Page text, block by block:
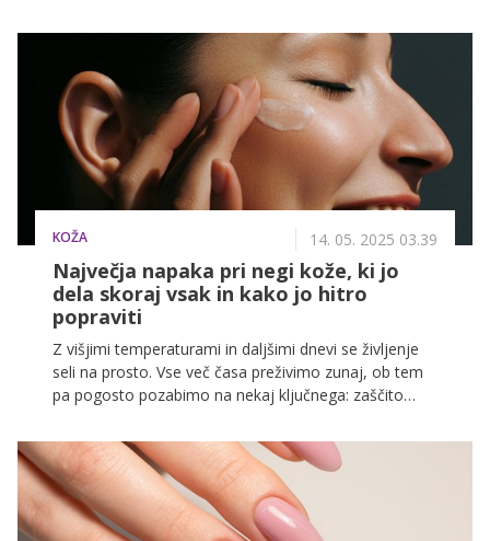
vodni park Caribe Bay, eden najbolj priznanih in
nagrajenih tematskih parkov v Italiji. Nahaja se
neposredno v Jesolu, Caribe Bay pa ponuja nekaj za
vsakogar, od najbolj adrenalinskih atrakcij do bolj
mirnih, primernih za vso družino.
KOŽA 14. 05. 2025 03.39
Največja napaka pri negi kože, ki jo
dela skoraj vsak in kako jo hitro
popraviti
Z višjimi temperaturami in daljšimi dnevi se življenje
seli na prosto. Vse več časa preživimo zunaj, ob tem
pa pogosto pozabimo na nekaj ključnega: zaščito
poznajo sezone, zato dermatologi opozarjajo, da je
prav vsakodnevna zaščita pred UV žarki ena
najpomembnejših, a pogosto zanemarjenih rutin v
negi kože.